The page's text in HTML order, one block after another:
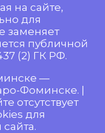
на сайте,
для
заменяет
публичной
(2) ГК РФ.
—
Фоминске. |
отсутствует
для